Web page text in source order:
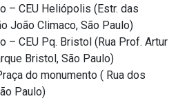
– CEU Heliópolis (Estr. das
João Climaco, São Paulo)
– CEU Pq. Bristol (Rua Prof. Artur
Bristol, São Paulo)
do monumento ( Rua dos
Paulo)